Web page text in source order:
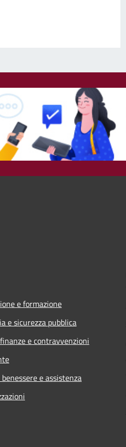
e formazione
e sicurezza pubblica
e contravvenzioni
e assistenza